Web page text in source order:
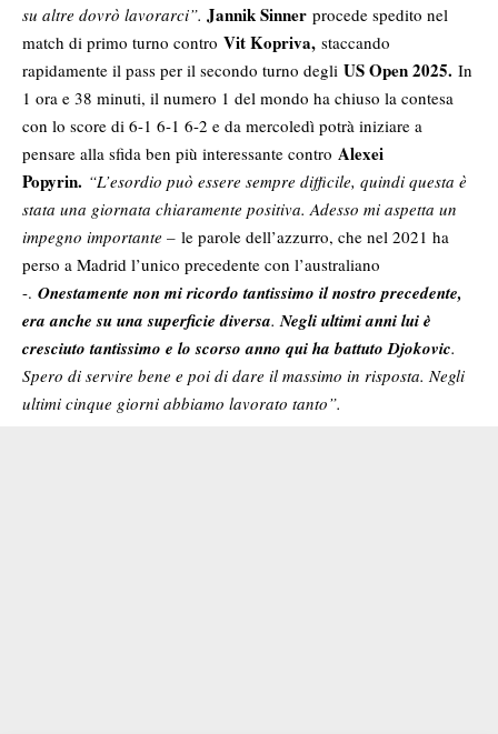
su altre dovrò lavorarci”. Jannik Sinner procede spedito nel
match di primo turno contro Vit Kopriva, staccando
rapidamente il pass per il secondo turno degli US Open 2025. In
1 ora e 38 minuti, il numero 1 del mondo ha chiuso la contesa
con lo score di 6-1 6-1 6-2 e da mercoledì potrà iniziare a
pensare alla sfida ben più interessante contro Alexei
Popyrin. “L’esordio può essere sempre difficile, quindi questa è
stata una giornata chiaramente positiva. Adesso mi aspetta un
impegno importante – le parole dell’azzurro, che nel 2021 ha
perso a Madrid l’unico precedente con l’australiano
-. Onestamente non mi ricordo tantissimo il nostro precedente,
era anche su una superficie diversa. Negli ultimi anni lui è
cresciuto tantissimo e lo scorso anno qui ha battuto Djokovic.
Spero di servire bene e poi di dare il massimo in risposta. Negli
ultimi cinque giorni abbiamo lavorato tanto”.